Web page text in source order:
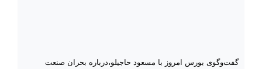
گفت‌وگوی بورس امروز با مسعود حاجیلو،درباره بحران صنعت